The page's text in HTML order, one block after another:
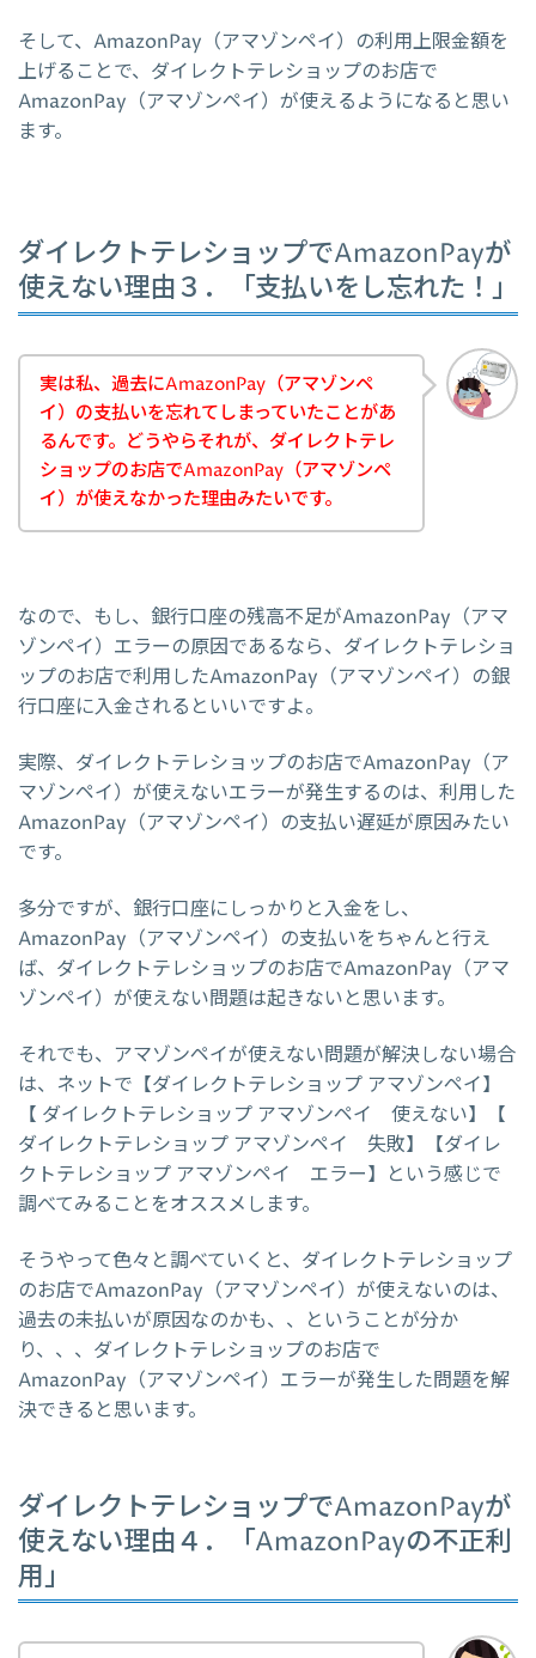
そして、AmazonPay（アマゾンペイ）の利用上限金額を
上げることで、ダイレクトテレショップのお店で
AmazonPay（アマゾンペイ）が使えるようになると思い
ます。
ダイレクトテレショップでAmazonPayが
使えない理由３．「支払いをし忘れた！」
実は私、過去にAmazonPay（アマゾンペ
イ）の支払いを忘れてしまっていたことがあ
るんです。どうやらそれが、ダイレクトテレ
ショップのお店でAmazonPay（アマゾンペ
イ）が使えなかった理由みたいです。
なので、もし、銀行口座の残高不足がAmazonPay（アマ
ゾンペイ）エラーの原因であるなら、ダイレクトテレショ
ップのお店で利用したAmazonPay（アマゾンペイ）の銀
行口座に入金されるといいですよ。
実際、ダイレクトテレショップのお店でAmazonPay（ア
マゾンペイ）が使えないエラーが発生するのは、利用した
AmazonPay（アマゾンペイ）の支払い遅延が原因みたい
です。
多分ですが、銀行口座にしっかりと入金をし、
AmazonPay（アマゾンペイ）の支払いをちゃんと行え
ば、ダイレクトテレショップのお店でAmazonPay（アマ
ゾンペイ）が使えない問題は起きないと思います。
それでも、アマゾンペイが使えない問題が解決しない場合
は、ネットで【ダイレクトテレショップ アマゾンペイ】
【 ダイレクトテレショップ アマゾンペイ 使えない】【
ダイレクトテレショップ アマゾンペイ 失敗】【ダイレ
クトテレショップ アマゾンペイ エラー】という感じで
調べてみることをオススメします。
そうやって色々と調べていくと、ダイレクトテレショップ
のお店でAmazonPay（アマゾンペイ）が使えないのは、
過去の未払いが原因なのかも、、ということが分か
り、、、ダイレクトテレショップのお店で
AmazonPay（アマゾンペイ）エラーが発生した問題を解
決できると思います。
ダイレクトテレショップでAmazonPayが
使えない理由４．「AmazonPayの不正利
用」